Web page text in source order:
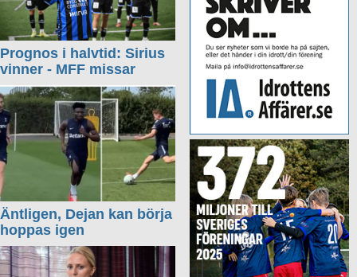
Prognos i halvtid: Sirius
vinner - MFF missar
Äntligen, Dejan kan börja
hoppas igen